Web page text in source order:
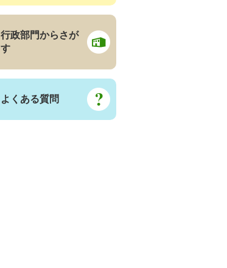
行政部門からさが
す
よくある質問